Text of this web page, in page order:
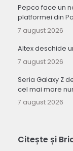
Pepco face un
platformei din
7 august 2026
Altex deschide
7 august 2026
Seria Galaxy Z
cel mai mare
7 august 2026
Citește și